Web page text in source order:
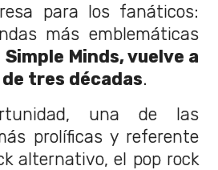
para los fanáticos:
más emblemáticas
Simple Minds, vuelve a
tres décadas.
una de las
prolíficas y referente
alternativo, el pop rock